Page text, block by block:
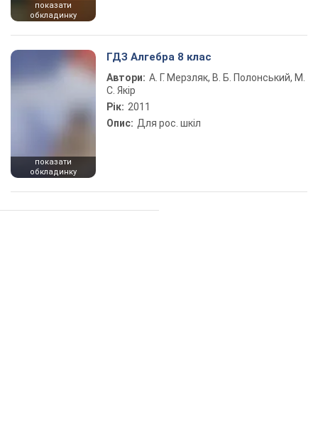
показати
обкладинку
показати
обкладинку
ГДЗ Алгебра 8 клас
Автори: А. Г. Мерзляк, В. Б. Полонський, М.
С. Якір
Рік: 2011
Опис: Для рос. шкіл